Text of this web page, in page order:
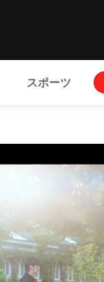
スポーツ